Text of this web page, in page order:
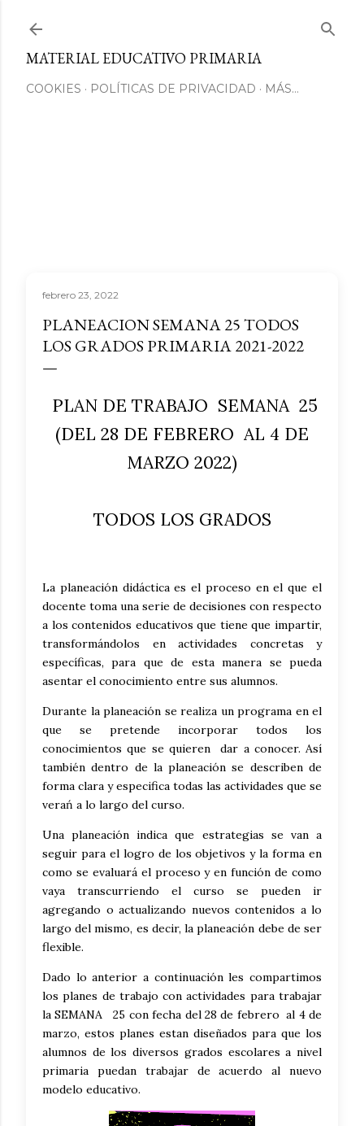
MATERIAL EDUCATIVO PRIMARIA
COOKIES POLÍTICAS DE PRIVACIDAD MÁS…
febrero 23, 2022
PLANEACION SEMANA 25 TODOS
LOS GRADOS PRIMARIA 2021-2022
PLAN DE TRABAJO SEMANA 25
(DEL 28 DE FEBRERO AL 4 DE
MARZO 2022)
TODOS LOS GRADOS
La planeación didáctica es el proceso en el que el
docente toma una serie de decisiones con respecto
a los contenidos educativos que tiene que impartir,
transformándolos en actividades concretas y
específicas, para que de esta manera se pueda
asentar el conocimiento entre sus alumnos.
Durante la planeación se realiza un programa en el
que se pretende incorporar todos los
conocimientos que se quieren dar a conocer. Así
también dentro de la planeación se describen de
forma clara y especifica todas las actividades que se
verań a lo largo del curso.
Una planeación indica que estrategias se van a
seguir para el logro de los objetivos y la forma en
como se evaluará el proceso y en función de como
vaya transcurriendo el curso se pueden ir
agregando o actualizando nuevos contenidos a lo
largo del mismo, es decir, la planeación debe de ser
flexible.
Dado lo anterior a continuación les compartimos
los planes de trabajo con actividades para trabajar
la SEMANA 25 con fecha del 28 de febrero al 4 de
marzo, estos planes estan diseñados para que los
alumnos de los diversos grados escolares a nivel
primaria puedan trabajar de acuerdo al nuevo
modelo educativo.